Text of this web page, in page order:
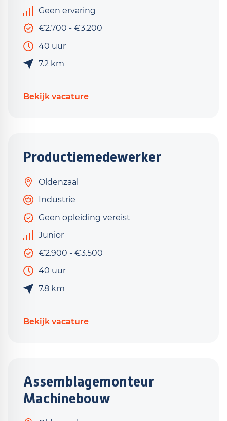
Geen ervaring
€2.700 - €3.200
40 uur
7.2 km
Bekijk vacature
Productiemedewerker
Oldenzaal
Industrie
Geen opleiding vereist
Junior
€2.900 - €3.500
40 uur
7.8 km
Bekijk vacature
Assemblagemonteur
Machinebouw